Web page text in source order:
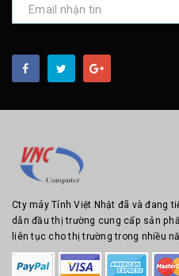
Cty máy Tính Việt Nhật đã và đang
dẫn đầu thị trường cung cấp sản
liên tục cho thị trường trong nhiều